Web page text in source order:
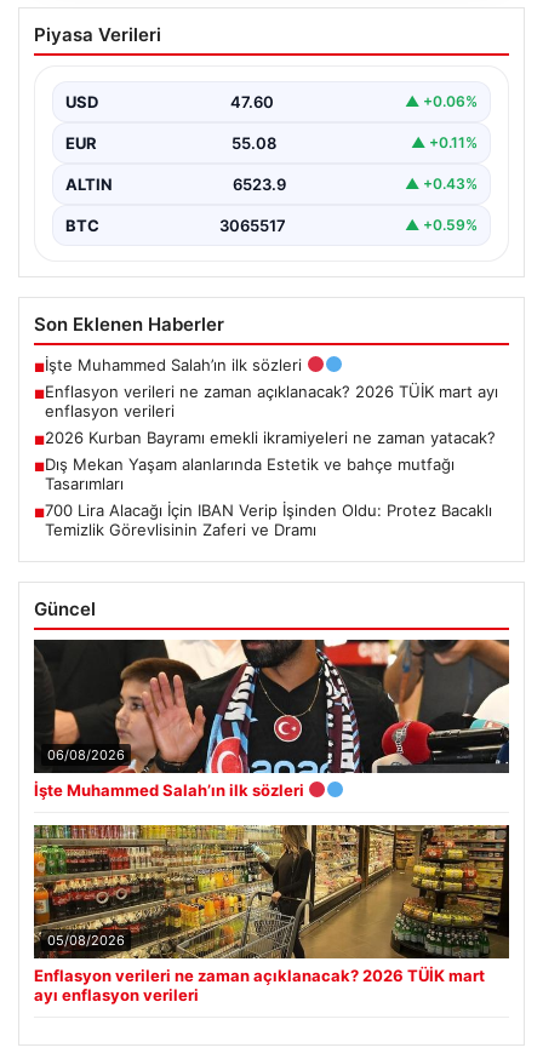
Enflasyon verileri ne zaman
açıklanacak? 2026 TÜİK mart ayı
Piyasa Verileri
USD 47.60 ▲ +0.06%
EUR 55.08 ▲ +0.11%
ALTIN 6523.9 ▲ +0.43%
BTC 3065517 ▲ +0.59%
Son Eklenen Haberler
■İşte Muhammed Salah’ın ilk sözleri
■Enflasyon verileri ne zaman açıklanacak? 2026 TÜİK mart ayı
enflasyon verileri
■2026 Kurban Bayramı emekli ikramiyeleri ne zaman yatacak?
■Dış Mekan Yaşam alanlarında Estetik ve bahçe mutfağı
Tasarımları
■700 Lira Alacağı İçin IBAN Verip İşinden Oldu: Protez Bacaklı
Temizlik Görevlisinin Zaferi ve Dramı
Güncel
06/08/2026
İşte Muhammed Salah’ın ilk sözleri
05/08/2026
Enflasyon verileri ne zaman açıklanacak? 2026 TÜİK mart
ayı enflasyon verileri